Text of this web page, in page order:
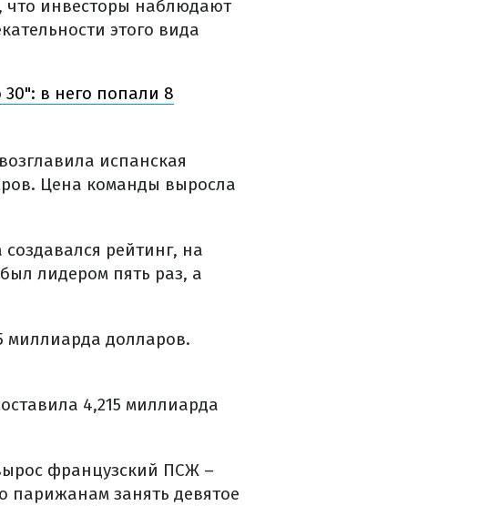
что инвесторы наблюдают
этого вида
в него попали 8
испанская
Цена команды выросла
рейтинг, на
лидером пять раз, а
миллиарда долларов.
4,215 миллиарда
французский ПСЖ –
парижанам занять девятое